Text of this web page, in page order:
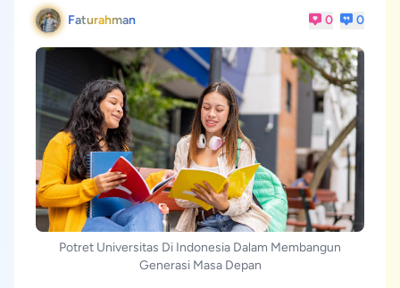
Faturahman 0 0
Potret Universitas Di Indonesia Dalam Membangun
Generasi Masa Depan